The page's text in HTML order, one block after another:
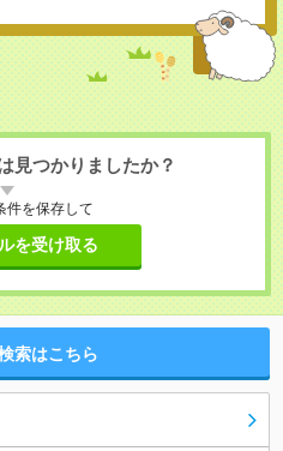
見つかりましたか？
件を保存して
を受け取る
索はこちら